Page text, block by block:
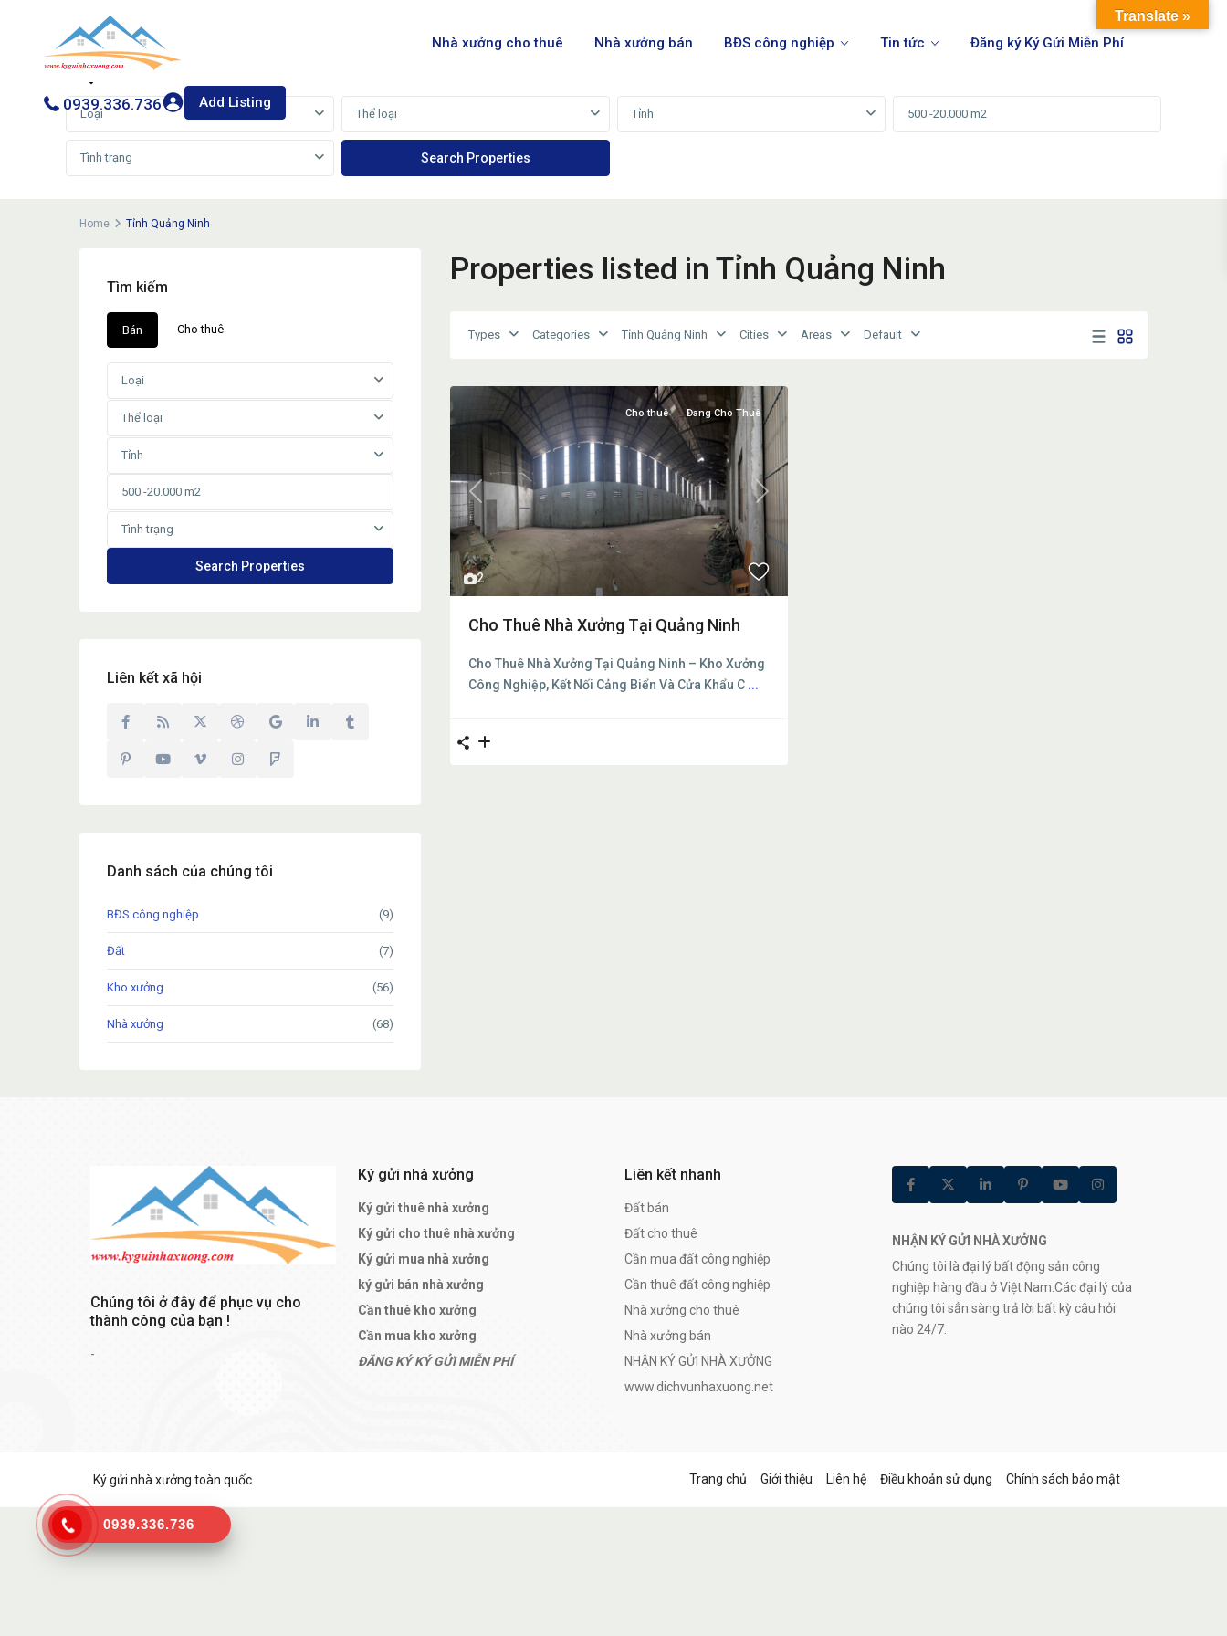
Nhà xưởng cho thuê Nhà xưởng bán BĐS công nghiệp Tin tức Đăng ký Ký Gửi Miễn Phí
0939.336.736 Add Listing
Bán Cho thuê
Loại Thể loại Tỉnh
Tình trạng
Home Tỉnh Quảng Ninh
Properties listed in Tỉnh Quảng Ninh
Types Categories Tỉnh Quảng Ninh Cities Areas Default
2
Previous Next
Cho thuê Đang Cho Thuê
Cho Thuê Nhà Xưởng Tại Quảng Ninh
Cho Thuê Nhà Xưởng Tại Quảng Ninh – Kho Xưởng
Công Nghiệp, Kết Nối Cảng Biển Và Cửa Khẩu C ...
Tìm kiếm
Bán Cho thuê
Loại
Thể loại
Tỉnh
Tình trạng
Liên kết xã hội
Danh sách của chúng tôi
BĐS công nghiệp (9)
Đất (7)
Kho xưởng (56)
Nhà xưởng (68)
Chúng tôi ở đây để phục vụ cho
thành công của bạn !
-
Ký gửi nhà xưởng
Ký gửi thuê nhà xưởng
Ký gửi cho thuê nhà xưởng
Ký gửi mua nhà xưởng
ký gửi bán nhà xưởng
Cần thuê kho xưởng
Cần mua kho xưởng
ĐĂNG KÝ KÝ GỬI MIỄN PHÍ
Liên kết nhanh
Đất bán
Đất cho thuê
Cần mua đất công nghiệp
Cần thuê đất công nghiệp
Nhà xưởng cho thuê
Nhà xưởng bán
NHẬN KÝ GỬI NHÀ XƯỞNG
www.dichvunhaxuong.net
NHẬN KÝ GỬI NHÀ XƯỞNG
Chúng tôi là đại lý bất động sản công
nghiệp hàng đầu ở Việt Nam.Các đại lý của
chúng tôi sẳn sàng trả lời bất kỳ câu hỏi
nào 24/7.
Ký gửi nhà xưởng toàn quốc Trang chủ Giới thiệu Liên hệ Điều khoản sử dụng Chính sách bảo mật
Translate »
0939.336.736